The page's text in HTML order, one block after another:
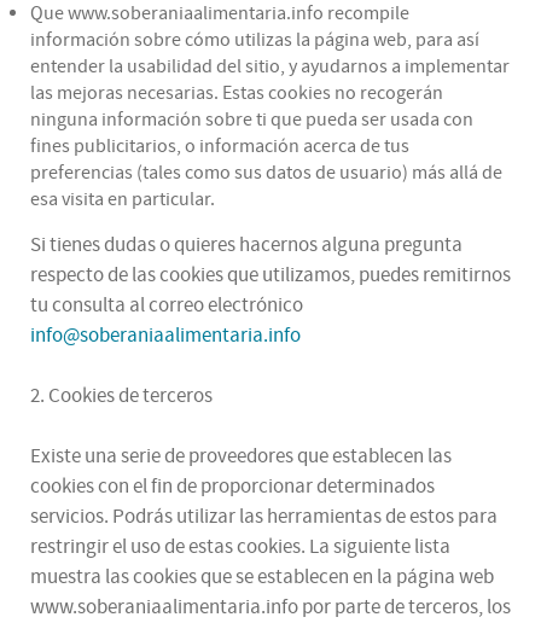
Que www.soberaniaalimentaria.info recompile
información sobre cómo utilizas la página web, para así
entender la usabilidad del sitio, y ayudarnos a implementar
las mejoras necesarias. Estas cookies no recogerán
ninguna información sobre ti que pueda ser usada con
fines publicitarios, o información acerca de tus
preferencias (tales como sus datos de usuario) más allá de
esa visita en particular.
Si tienes dudas o quieres hacernos alguna pregunta
respecto de las cookies que utilizamos, puedes remitirnos
tu consulta al correo electrónico
info@soberaniaalimentaria.info
2. Cookies de terceros
Existe una serie de proveedores que establecen las
cookies con el fin de proporcionar determinados
servicios. Podrás utilizar las herramientas de estos para
restringir el uso de estas cookies. La siguiente lista
muestra las cookies que se establecen en la página web
www.soberaniaalimentaria.info por parte de terceros, los